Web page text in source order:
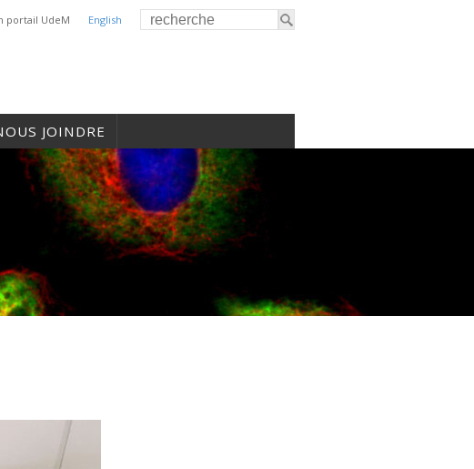
English
portail UdeM
JOINDRE